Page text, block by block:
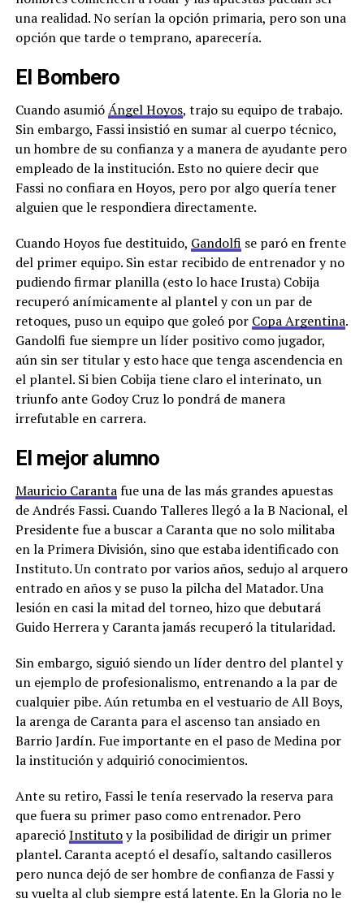
una realidad. No serían la opción primaria, pero son una
opción que tarde o temprano, aparecería.
El Bombero
Cuando asumióÁngel Hoyos, trajo su equipo de trabajo.
Sin embargo, Fassi insistió en sumar al cuerpo técnico,
un hombre de su confianza y a manera de ayudante pero
empleado de la institución. Esto no quiere decir que
Fassi no confiara en Hoyos, pero por algo quería tener
alguien que le respondiera directamente.
Cuando Hoyos fue destituido, Gandolfi se paró en frente
del primer equipo. Sin estar recibido de entrenador y no
pudiendo firmar planilla (esto lo hace Irusta) Cobija
recuperó anímicamente al plantel y con un par de
retoques, puso un equipo que goleó por Copa Argentina.
Gandolfi fue siempre un líder positivo como jugador,
aún sin ser titular y esto hace que tenga ascendencia en
el plantel. Si bien Cobija tiene claro el interinato, un
triunfo ante Godoy Cruz lo pondrá de manera
irrefutable en carrera.
El mejor alumno
Mauricio Carantafue una de las más grandes apuestas
de Andrés Fassi. Cuando Talleres llegó a la B Nacional, el
Presidente fue a buscar a Caranta que no solo militaba
en la Primera División, sino que estaba identificado con
Instituto. Un contrato por varios años, sedujo al arquero
entrado en años y se puso la pilcha del Matador. Una
lesión en casi la mitad del torneo, hizo que debutará
Guido Herrera y Caranta jamás recuperó la titularidad.
Sin embargo, siguió siendo un líder dentro del plantel y
un ejemplo de profesionalismo, entrenando a la par de
cualquier pibe. Aún retumba en el vestuario de All Boys,
la arenga de Caranta para el ascenso tan ansiado en
Barrio Jardín. Fue importante en el paso de Medina por
la institución y adquirió conocimientos.
Ante su retiro, Fassi le tenía reservado la reserva para
que fuera su primer paso como entrenador. Pero
aparecióInstitutoy la posibilidad de dirigir un primer
plantel. Caranta aceptó el desafío, saltando casilleros
pero nunca dejó de ser hombre de confianza de Fassi y
su vuelta al club siempre está latente. En la Gloria no le